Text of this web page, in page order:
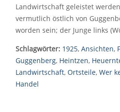
Landwirtschaft geleistet
vermutlich östlich von
worden sein; der Junge links
Schlagwörter: 1925, Ansichten,
Guggenberg, Heintzen,
Landwirtschaft, Ortsteile, Wer
Handel